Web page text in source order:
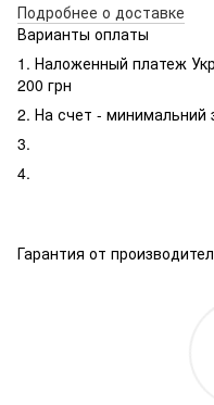
Подробнее о доставке
Варианты оплаты
1. Наложенный платеж
200 грн
2. На счет - минимальний
3.
4.
Гарантия от